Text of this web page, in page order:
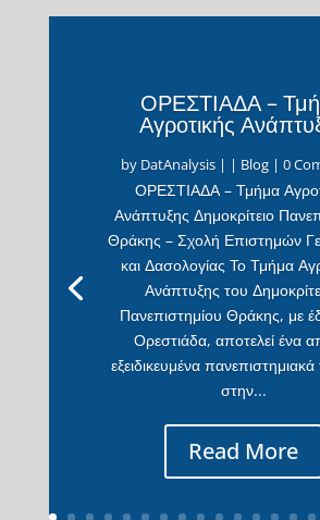
ΟΡΕΣΤΙΑΔΑ –
Αγροτικής
by DatAnalysis | | Blog | 0
ΟΡΕΣΤΙΑΔΑ – Τμήμα
Ανάπτυξης Δημοκρίτειο
Θράκης – Σχολή Επιστημών
και Δασολογίας Το Τμήμα
Ανάπτυξης του
Πανεπιστημίου Θράκης, με
Ορεστιάδα, αποτελεί ένα
εξειδικευμένα
στην...
Read More